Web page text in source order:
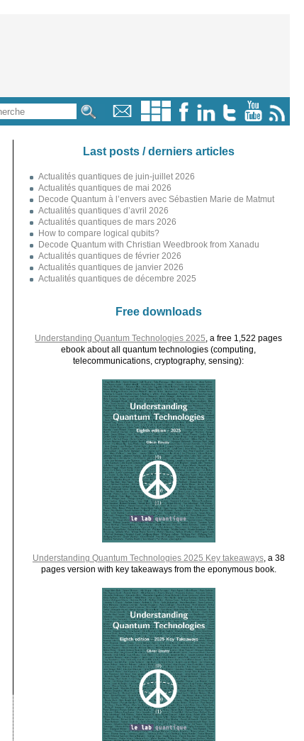
Last posts / derniers articles
Actualités quantiques de juin-juillet 2026
Actualités quantiques de mai 2026
Decode Quantum à l’envers avec Sébastien Marie de Matmut
Actualités quantiques d’avril 2026
Actualités quantiques de mars 2026
How to compare logical qubits?
Decode Quantum with Christian Weedbrook from Xanadu
Actualités quantiques de février 2026
Actualités quantiques de janvier 2026
Actualités quantiques de décembre 2025
Free downloads
Understanding Quantum Technologies 2025 , a free 1,522 pages
ebook about all quantum technologies (computing,
telecommunications, cryptography, sensing):
Understanding Quantum Technologies 2025 Key takeaways, a 38
pages version with key takeaways from the eponymous book.